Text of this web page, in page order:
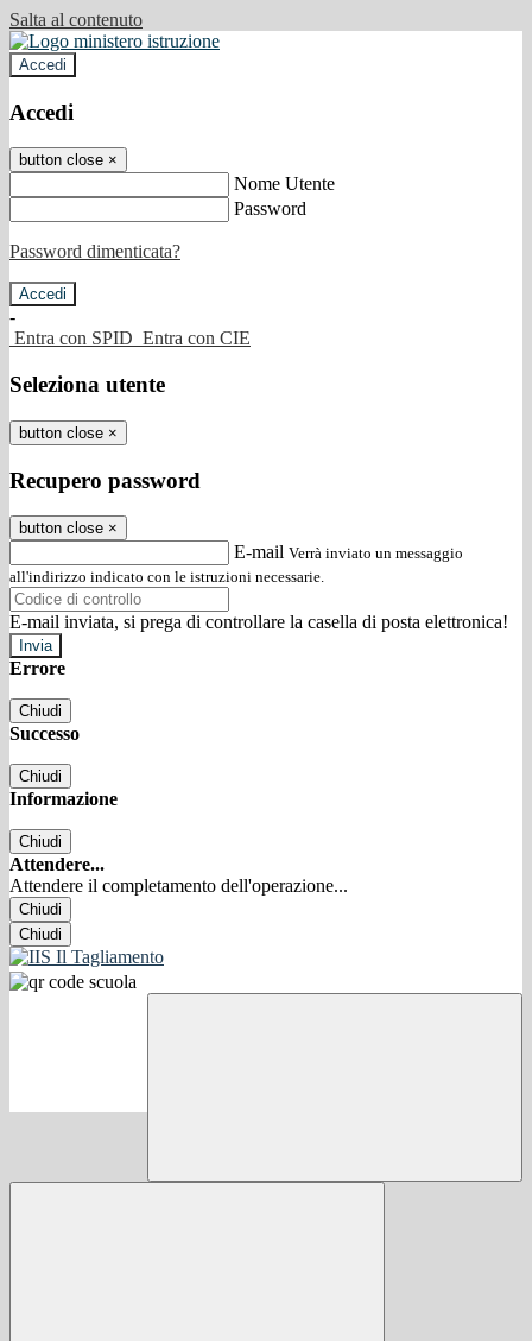
Salta al contenuto
Accedi
Accedi
button close ×
Nome Utente
Password
Password dimenticata?
-
Entra con SPID Entra con CIE
Seleziona utente
button close ×
Recupero password
button close ×
E-mail Verrà inviato un messaggio
all'indirizzo indicato con le istruzioni necessarie.
E-mail inviata, si prega di controllare la casella di posta elettronica!
Errore
Chiudi
Successo
Chiudi
Informazione
Chiudi
Attendere...
Attendere il completamento dell'operazione...
Chiudi
Chiudi